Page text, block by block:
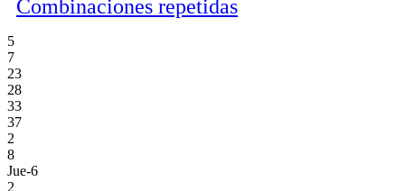
Combinaciones repetidas
5
7
23
28
33
37
2
8
Jue-6
2